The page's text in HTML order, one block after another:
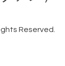
Reserved.